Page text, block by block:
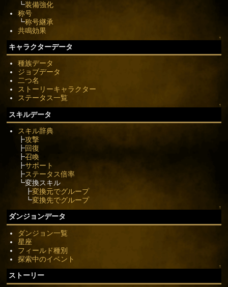
┗装備強化
称号
┗称号継承
共鳴効果
↑
キャラクターデータ
種族データ
ジョブデータ
二つ名
ストーリーキャラクター
ステータス一覧
↑
スキルデータ
スキル辞典
┣攻撃
┣回復
┣召喚
┣サポート
┣ステータス倍率
┗変換スキル
┣変換元でグループ
┗変換先でグループ
↑
ダンジョンデータ
ダンジョン一覧
星座
フィールド種別
探索中のイベント
↑
ストーリー